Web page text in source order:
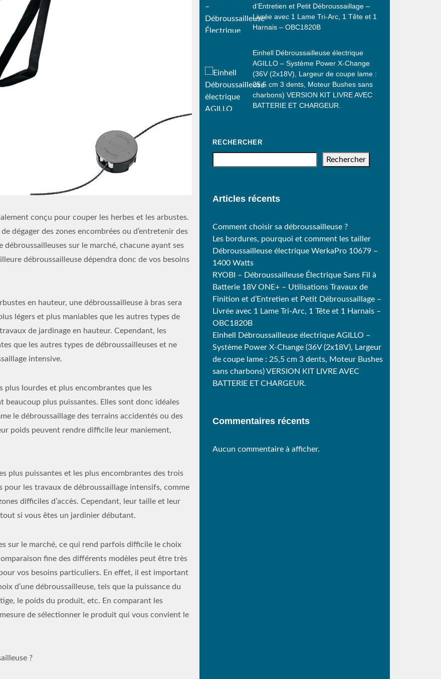
conçu pour couper les herbes et les arbustes.
dégager des zones encombrées ou d’entretenir des
sur le marché, chacune ayant ses
débroussailleuse dépendra donc de vos besoins
en hauteur, une débroussailleuse à bras sera
légers et plus maniables que les autres types de
de jardinage en hauteur. Cependant, les
que les autres types de débroussailleuses et ne
intensive.
plus lourdes et plus encombrantes que les
beaucoup plus puissantes. Elles sont donc idéales
le débroussaillage des terrains accidentés ou des
poids peuvent rendre difficile leur maniement,
plus puissantes et les plus encombrantes des trois
pour les travaux de débroussaillage intensifs, comme
difficiles d’accès. Cependant, leur taille et leur
si vous êtes un jardinier débutant.
sur le marché, ce qui rend parfois difficile le choix
fine des différents modèles peut être très
vos besoins particuliers. En effet, il est important
d’une débroussailleuse, tels que la puissance du
le poids du produit, etc. En comparant les
de sélectionner le produit qui vous convient le
?
d’Entretien et Petit Débroussaillage –
Livrée avec 1 Lame Tri-Arc, 1 Tête et 1
Harnais – OBC1820B
Einhell Débroussailleuse électrique
AGILLO – Système Power X-Change
(36V (2x18V), Largeur de coupe lame :
25,5 cm 3 dents, Moteur Bushes sans
charbons) VERSION KIT LIVRE AVEC
BATTERIE ET CHARGEUR.
RECHERCHER
Rechercher
Articles récents
Comment choisir sa débroussailleuse ?
Les bordures, pourquoi et comment les tailler
Débroussailleuse électrique WerkaPro 10679 –
1400 Watts
RYOBI – Débroussailleuse Électrique Sans Fil à
Batterie 18V ONE+ – Utilisations Travaux de
Finition et d’Entretien et Petit Débroussaillage –
Livrée avec 1 Lame Tri-Arc, 1 Tête et 1 Harnais –
OBC1820B
Einhell Débroussailleuse électrique AGILLO –
Système Power X-Change (36V (2x18V), Largeur
de coupe lame : 25,5 cm 3 dents, Moteur Bushes
sans charbons) VERSION KIT LIVRE AVEC
BATTERIE ET CHARGEUR.
Commentaires récents
Aucun commentaire à afficher.